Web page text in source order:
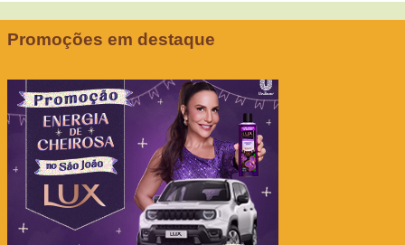
Promoções em destaque